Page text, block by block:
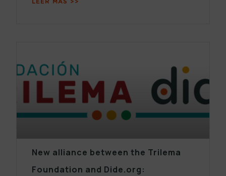
LEER MÁS >>
New alliance between the Trilema
Foundation and Dide.org: